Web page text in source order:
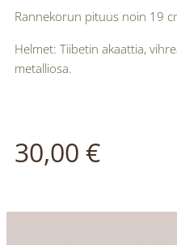
Rannekorun pituus noin 19
Helmet: Tiibetin akaattia,
metalliosa.
30,00 €